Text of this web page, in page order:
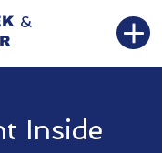
&
Inside